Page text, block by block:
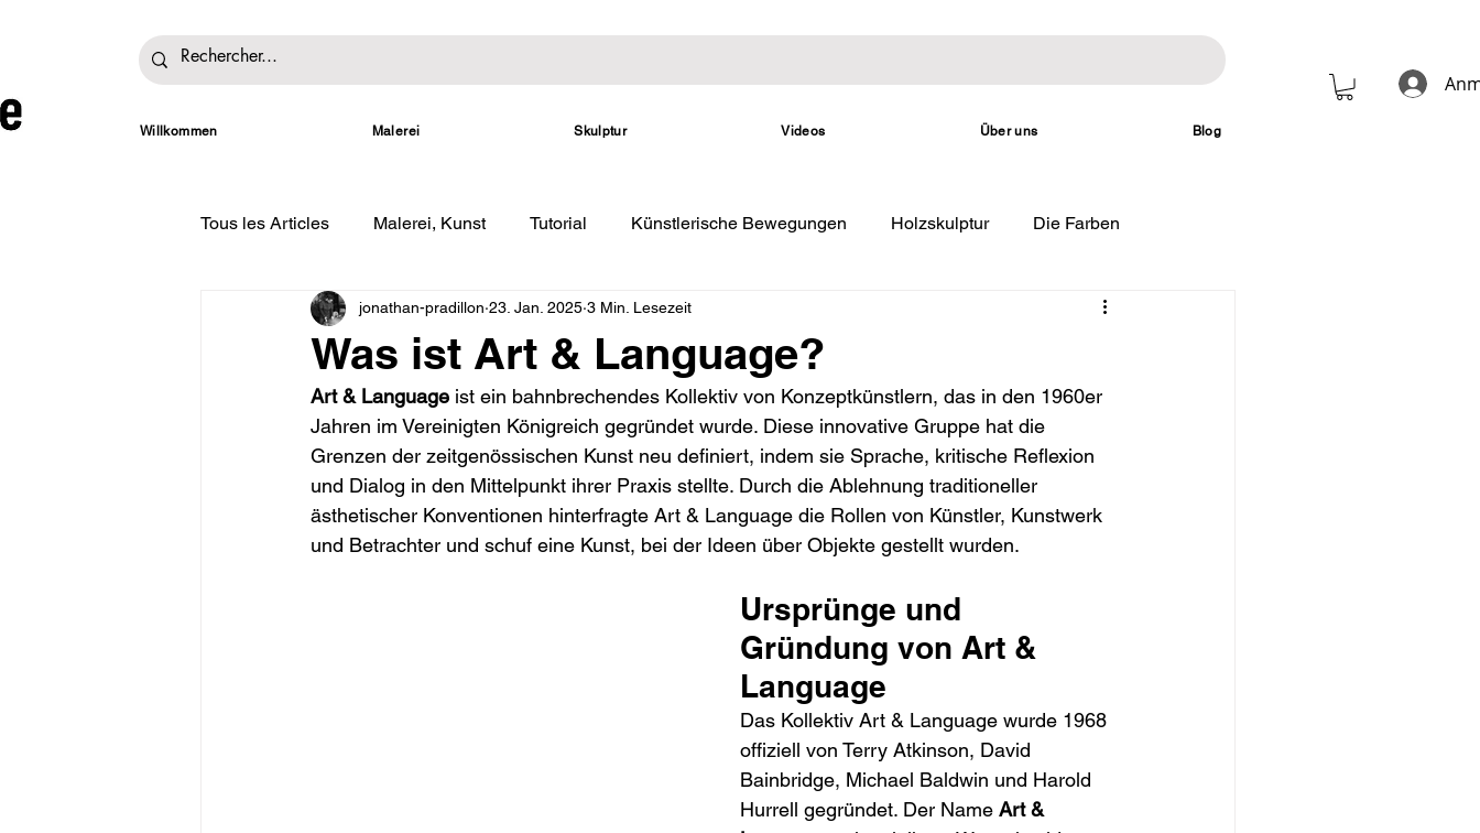
Willkommen Malerei Skulptur Videos Über uns Blog
Tous les Articles Malerei, Kunst Tutorial Künstlerische Bewegungen Holzskulptur Die Farben
Ausstellungen
Was ist Art & Language?
jonathan-pradillon 23. Jan. 2025 3 Min. Lesezeit
Art & Language ist ein bahnbrechendes Kollektiv von Konzeptkünstlern, das in den 1960er
Jahren im Vereinigten Königreich gegründet wurde. Diese innovative Gruppe hat die
Grenzen der zeitgenössischen Kunst neu definiert, indem sie Sprache, kritische Reflexion
und Dialog in den Mittelpunkt ihrer Praxis stellte. Durch die Ablehnung traditioneller
ästhetischer Konventionen hinterfragte Art & Language die Rollen von Künstler, Kunstwerk
und Betrachter und schuf eine Kunst, bei der Ideen über Objekte gestellt wurden.
Ursprünge und
Gründung von Art &
Language
Das Kollektiv Art & Language wurde 1968
offiziell von Terry Atkinson, David
Bainbridge, Michael Baldwin und Harold
Hurrell gegründet. Der Name Art &